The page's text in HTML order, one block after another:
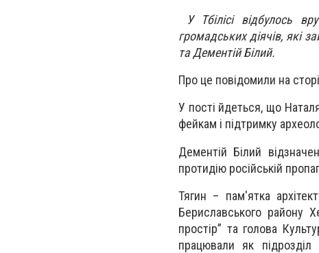
У Тбілісі відбулось
громадських діячів, які
та Дементій Білий.
Про це повідомили на
У пості йдеться, що
фейкам і підтримку
Дементій Білий
протидію російській
Тягин – пам'ятка
Бериславського району
простір” та голова
працювали як